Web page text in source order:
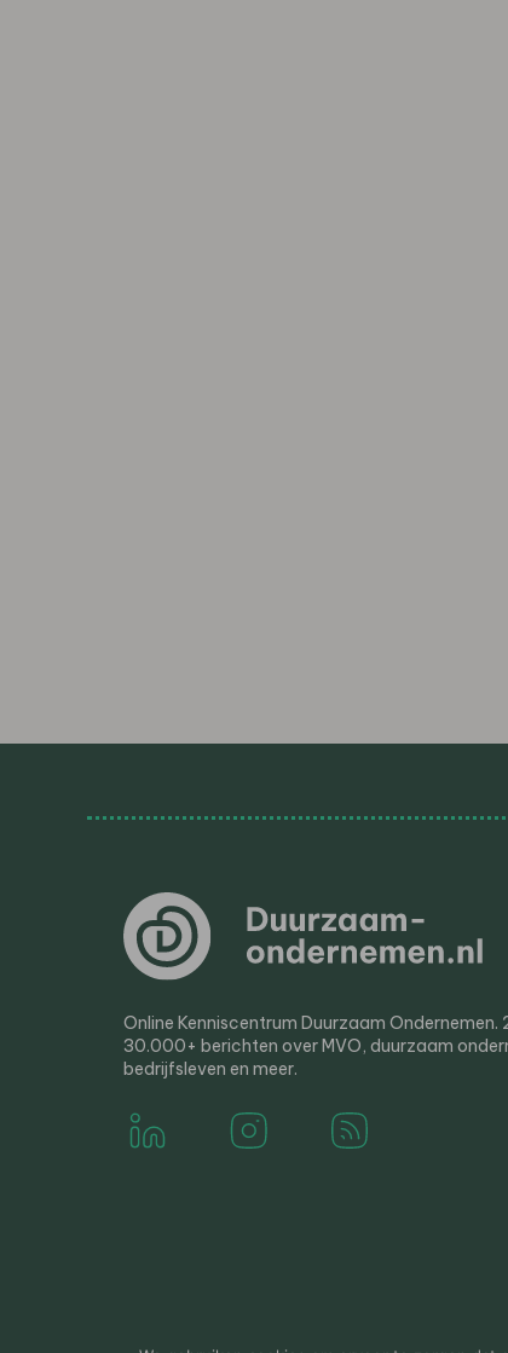
Online Kenniscentrum Duurzaam Ondernemen.
30.000+ berichten over MVO, duurzaam
bedrijfsleven en meer.